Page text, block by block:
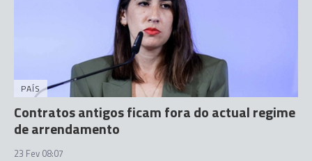
PAÍS
Contratos antigos ficam fora do actual regime
de arrendamento
23 Fev 08:07